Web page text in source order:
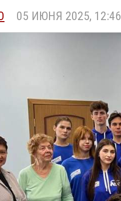
05 ИЮНЯ 2025, 12:46